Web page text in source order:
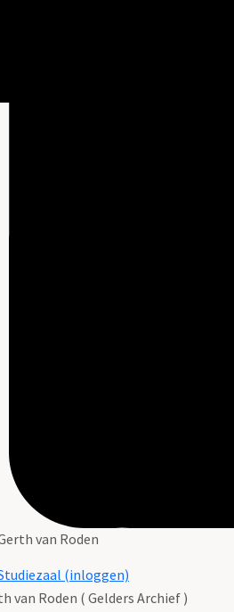
van Roden
(inloggen)
van Roden ( Gelders Archief )